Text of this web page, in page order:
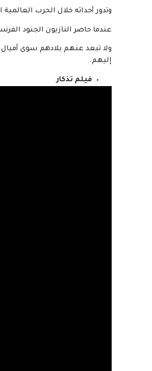
وتدور أحداثه خلال الحرب
عندما حاصر النازيون الجنود
ولا تبعد عنهم بلادهم سوى
إليهم.
فيلم تذكار